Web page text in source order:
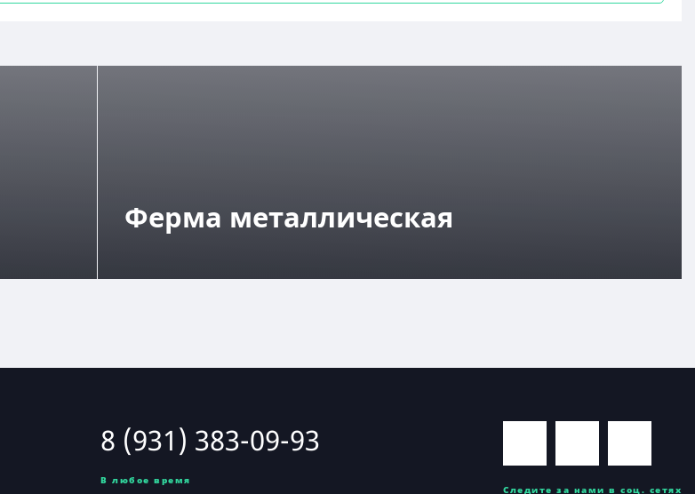
Ферма металлическая
8 (931) 383-09-93
В любое время
Следите за нами в соц. сетях